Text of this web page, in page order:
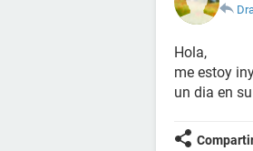
Hola,
me estoy
un dia en